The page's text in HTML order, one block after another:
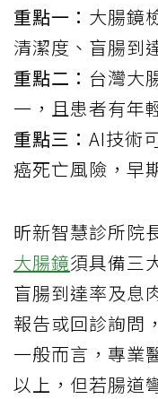
重點一： 大腸鏡
清潔度、盲腸到
重點二： 台灣大
一，且患者有年
重點三： AI技術
癌死亡風險，早
昕新智慧診所院
大腸鏡須具備三
盲腸到達率及息
報告或回診詢問
一般而言，專業
以上，但若腸道